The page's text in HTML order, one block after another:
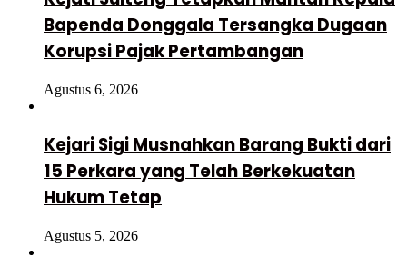
Bapenda Donggala Tersangka Dugaan
Korupsi Pajak Pertambangan
Agustus 6, 2026
Kejari Sigi Musnahkan Barang Bukti dari
15 Perkara yang Telah Berkekuatan
Hukum Tetap
Agustus 5, 2026